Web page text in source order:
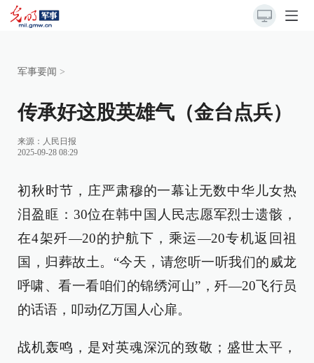
军事要闻 >
传承好这股英雄气（金台点兵）
来源： 人民日报
2025-09-28 08:29
初秋时节，庄严肃穆的一幕让无数中华儿女热
泪盈眶：30位在韩中国人民志愿军烈士遗骸，
在4架歼—20的护航下，乘运—20专机返回祖
国，归葬故土。“今天，请您听一听我们的威龙
呼啸、看一看咱们的锦绣河山”，歼—20飞行员
的话语，叩动亿万国人心扉。
战机轰鸣，是对英魂深沉的致敬；盛世太平，